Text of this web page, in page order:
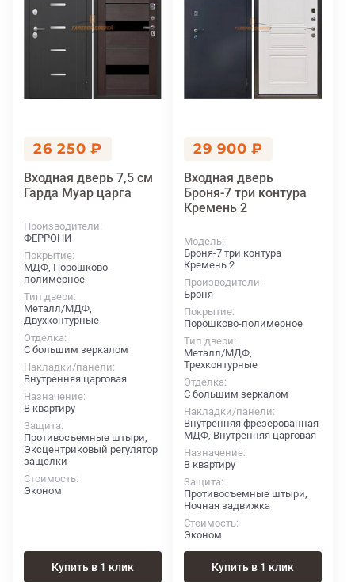
26 250 ₽
Входная дверь 7,5 см
Гарда Муар царга
Производители
ФЕРРОНИ
Покрытие
МДФ, Порошково-
полимерное
Тип двери
Металл/МДФ,
Двухконтурные
Отделка
С большим зеркалом
Накладки/панели
Внутренняя царговая
Назначение
В квартиру
Защита
Противосъемные штыри,
Эксцентриковый регулятор
защелки
Стоимость
Эконом
Купить в 1 клик
29 900 ₽
Входная дверь
Броня-7 три контура
Кремень 2
Модель
Броня-7 три контура
Кремень 2
Производители
Броня
Покрытие
Порошково-полимерное
Тип двери
Металл/МДФ,
Трехконтурные
Отделка
С большим зеркалом
Накладки/панели
Внутренняя фрезерованная
МДФ, Внутренняя царговая
Назначение
В квартиру
Защита
Противосъемные штыри,
Ночная задвижка
Стоимость
Эконом
Купить в 1 клик